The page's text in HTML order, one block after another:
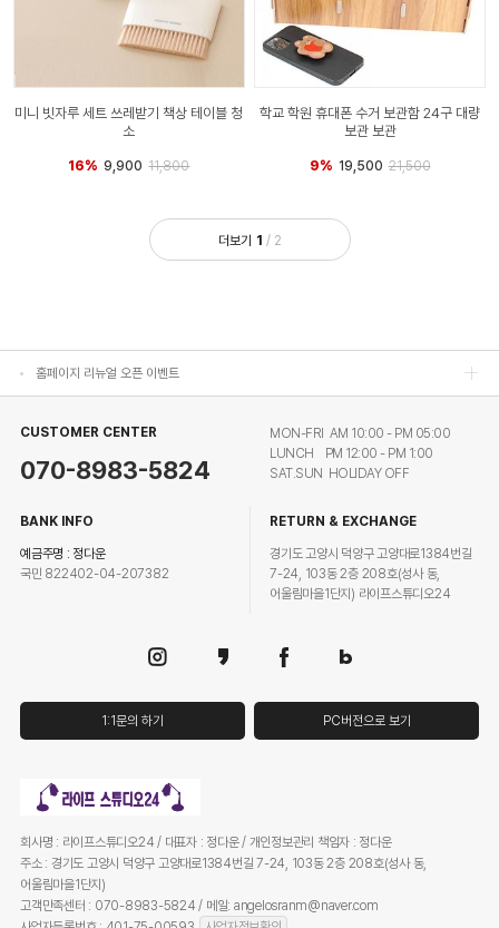
미니 빗자루 세트 쓰레받기 책상 테이블 청
소
16% 9,900 11,800
학교 학원 휴대폰 수거 보관함 24구 대량
보관 보관
9% 19,500 21,500
더보기 1 / 2
홈페이지 리뉴얼 오픈 이벤트
홈페이지 리뉴얼 오픈 이벤트
CUSTOMER CENTER
070-8983-5824
MON-FRI AM 10:00 - PM 05:00
LUNCH PM 12:00 - PM 1:00
SAT.SUN HOLIDAY OFF
BANK INFO
예금주명 : 정다운
국민 822402-04-207382
RETURN & EXCHANGE
경기도 고양시 덕양구 고양대로1384번길
7-24, 103동 2층 208호(성사 동,
어울림마을1단지) 라이프스튜디오24
1:1문의 하기 PC버전으로 보기
회사명 : 라이프스튜디오24 / 대표자 : 정다운 / 개인정보관리 책임자 : 정다운
주소 : 경기도 고양시 덕양구 고양대로1384번길 7-24, 103동 2층 208호(성사 동,
어울림마을1단지)
고객만족센터 : 070-8983-5824 / 메일: angelosranm@naver.com